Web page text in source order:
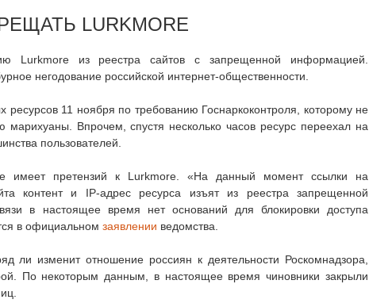
LURKMORE
Lurkmore из реестра сайтов с запрещенной информацией.
негодование российской интернет-общественности.
11 ноября по требованию Госнаркоконтроля, которому не
марихуаны. Впрочем, спустя несколько часов ресурс переехал на
пользователей.
имеет претензий к Lurkmore. «На данный момент ссылки на
контент и IP-адрес ресурса изъят из реестра запрещенной
в настоящее время нет оснований для блокировки доступа
в официальном заявлении ведомства.
ли изменит отношение россиян к деятельности Роскомнадзора,
По некоторым данным, в настоящее время чиновники закрыли